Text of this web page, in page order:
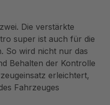
Die verstärkte
super ist auch für die
So wird nicht nur das
Behalten der Kontrolle
erleichtert,
Fahrzeuges